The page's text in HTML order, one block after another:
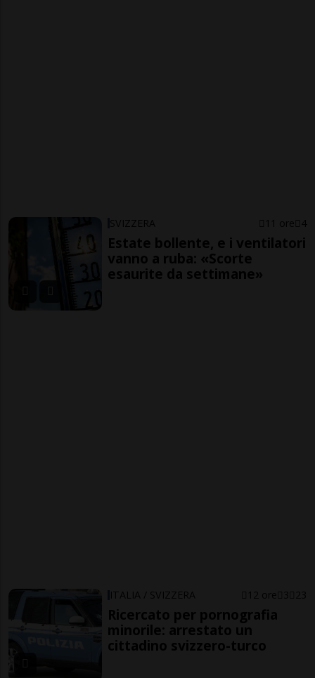
SVIZZERA 11 ore 4
Estate bollente, e i ventilatori
vanno a ruba: «Scorte
esaurite da settimane»
ITALIA / SVIZZERA 12 ore 3 23
Ricercato per pornografia
minorile: arrestato un
cittadino svizzero-turco